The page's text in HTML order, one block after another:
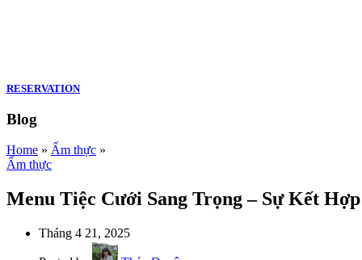
RESERVATION
Blog
Home » Ẩm thực »
Ẩm thực
Menu Tiệc Cưới Sang Trọng – Sự Kết
Tháng 4 21, 2025